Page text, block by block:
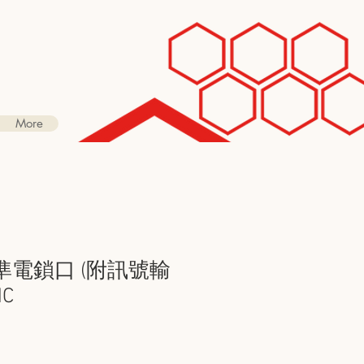
More
電鎖口 (附訊號輸